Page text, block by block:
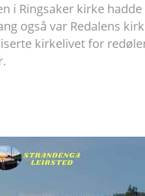
i Ringsaker kirke
også var Redalens
kirkelivet for